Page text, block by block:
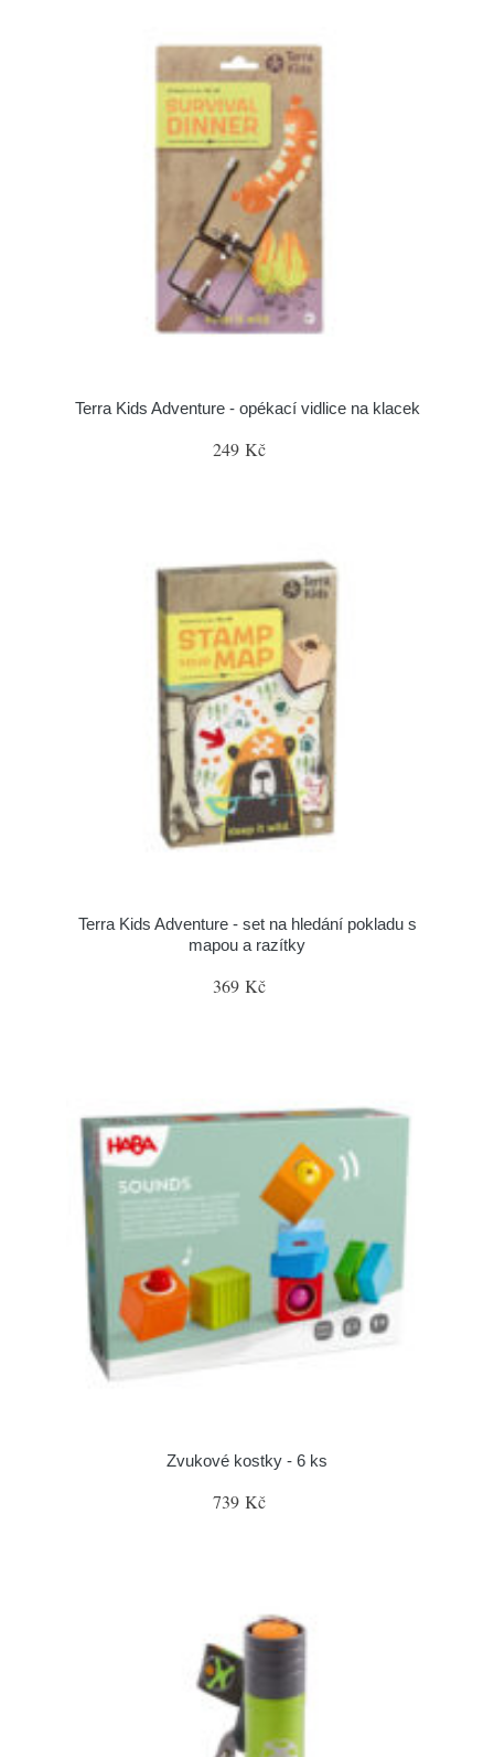
Terra Kids Adventure - opékací vidlice na klacek
249 Kč
Terra Kids Adventure - set na hledání pokladu s
mapou a razítky
369 Kč
Zvukové kostky - 6 ks
739 Kč